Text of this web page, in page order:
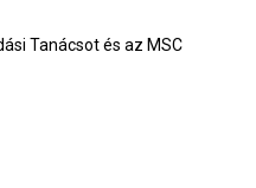
Tanácsot és az MSC